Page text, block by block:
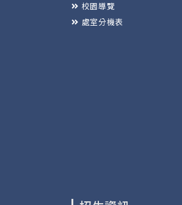
校園導覽
處室分機表